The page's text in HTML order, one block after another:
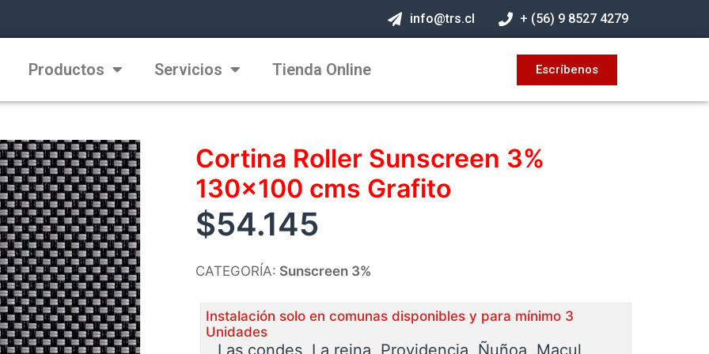
info@trs.cl + (56) 9 8527 4279
Productos Servicios Tienda Online Escríbenos
Cortina Roller Sunscreen 3%
130×100 cms Grafito
$54.145
CATEGORÍA: Sunscreen 3%
Instalación solo en comunas disponibles y para mínimo 3
Unidades
Las condes, La reina, Providencia, Ñuñoa, Macul,